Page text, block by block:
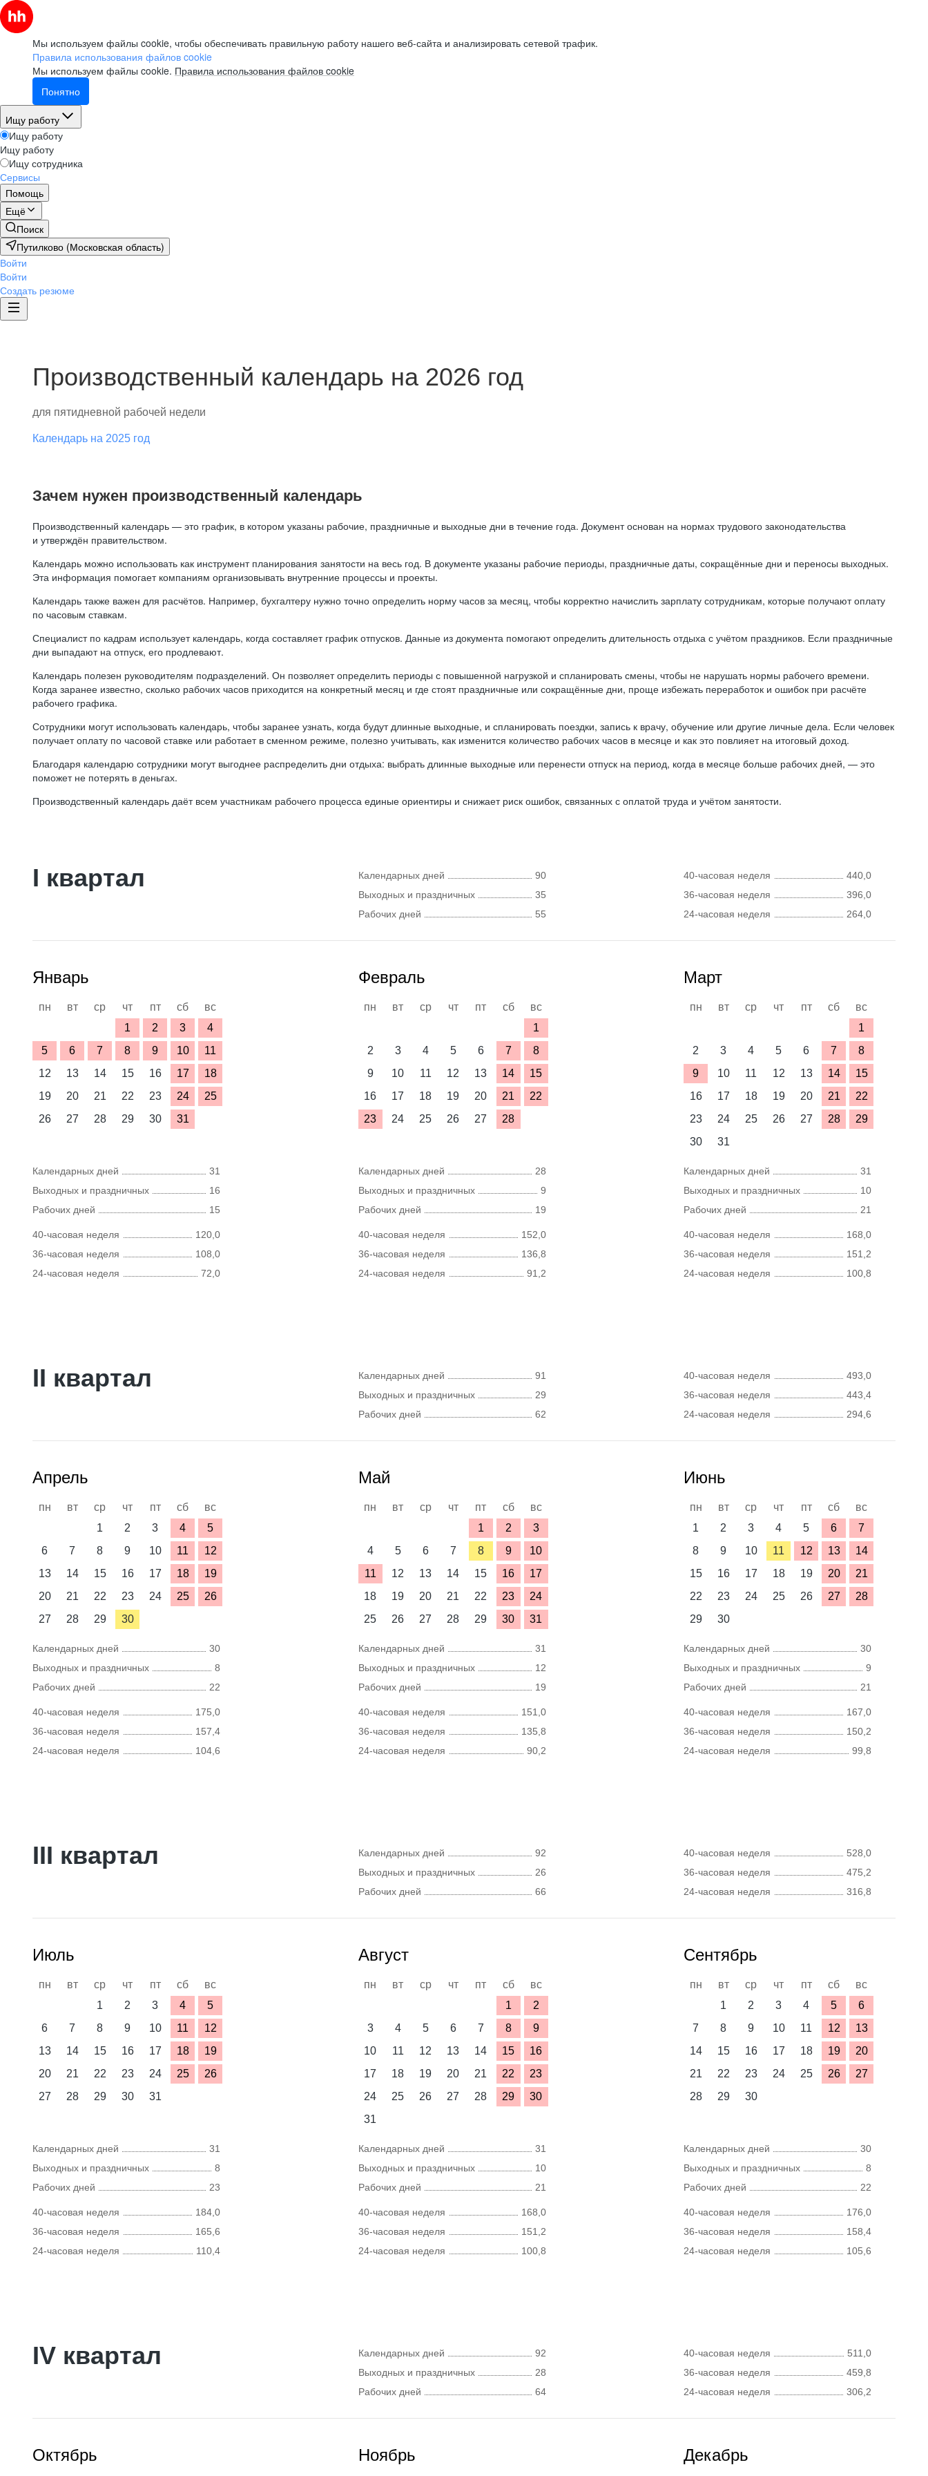
Мы используем файлы cookie, чтобы обеспечивать правильную работу нашего веб-сайта и анализировать сетевой трафик.
Правила использования файлов cookie
Мы используем файлы cookie. Правила использования файлов cookie
Понятно
Ищу работу
Ищу работу
Ищу работу
Ищу сотрудника
Сервисы
Помощь
Ещё
Поиск
Путилково (Московская область)
Войти
Войти
Создать резюме
Производственный календарь на 2026 год
для пятидневной рабочей недели
Календарь на 2025 год
Зачем нужен производственный календарь
Производственный календарь — это график, в котором указаны рабочие, праздничные и выходные дни в течение года. Документ основан на нормах трудового законодательства
и утверждён правительством.
Календарь можно использовать как инструмент планирования занятости на весь год. В документе указаны рабочие периоды, праздничные даты, сокращённые дни и переносы выходных.
Эта информация помогает компаниям организовывать внутренние процессы и проекты.
Календарь также важен для расчётов. Например, бухгалтеру нужно точно определить норму часов за месяц, чтобы корректно начислить зарплату сотрудникам, которые получают оплату
по часовым ставкам.
Специалист по кадрам использует календарь, когда составляет график отпусков. Данные из документа помогают определить длительность отдыха с учётом праздников. Если праздничные
дни выпадают на отпуск, его продлевают.
Календарь полезен руководителям подразделений. Он позволяет определить периоды с повышенной нагрузкой и спланировать смены, чтобы не нарушать нормы рабочего времени.
Когда заранее известно, сколько рабочих часов приходится на конкретный месяц и где стоят праздничные или сокращённые дни, проще избежать переработок и ошибок при расчёте
рабочего графика.
Сотрудники могут использовать календарь, чтобы заранее узнать, когда будут длинные выходные, и спланировать поездки, запись к врачу, обучение или другие личные дела. Если человек
получает оплату по часовой ставке или работает в сменном режиме, полезно учитывать, как изменится количество рабочих часов в месяце и как это повлияет на итоговый доход.
Благодаря календарю сотрудники могут выгоднее распределить дни отдыха: выбрать длинные выходные или перенести отпуск на период, когда в месяце больше рабочих дней, — это
поможет не потерять в деньгах.
Производственный календарь даёт всем участникам рабочего процесса единые ориентиры и снижает риск ошибок, связанных с оплатой труда и учётом занятости.
I квартал Календарных дней
90
Выходных и праздничных
35
Рабочих дней
55
40-часовая неделя
440,0
36-часовая неделя
396,0
24-часовая неделя
264,0
Январь
пн вт ср чт пт сб
вс
1
2 3
4
5
6 7 8 9 10
11
12
13 14 15 16 17
18
19
20 21 22 23 24
25
26
27 28 29 30 31
Календарных дней
31
Выходных и праздничных
16
Рабочих дней
15
40-часовая неделя
120,0
36-часовая неделя
108,0
24-часовая неделя
72,0
Февраль
пн вт ср чт пт сб
вс
1
2
3 4 5 6 7
8
9
10 11 12 13 14
15
16
17 18 19 20 21
22
23
24 25 26 27 28
Календарных дней
28
Выходных и праздничных
9
Рабочих дней
19
40-часовая неделя
152,0
36-часовая неделя
136,8
24-часовая неделя
91,2
Март
пн вт ср чт пт сб
вс
1
2
3 4 5 6 7
8
9
10 11 12 13 14
15
16
17 18 19 20 21
22
23
24 25 26 27 28
29
30
31
Календарных дней
31
Выходных и праздничных
10
Рабочих дней
21
40-часовая неделя
168,0
36-часовая неделя
151,2
24-часовая неделя
100,8
II квартал Календарных дней
91
Выходных и праздничных
29
Рабочих дней
62
40-часовая неделя
493,0
36-часовая неделя
443,4
24-часовая неделя
294,6
Апрель
пн вт ср чт пт сб
вс
1
2 3 4
5
6
7 8 9 10 11
12
13
14 15 16 17 18
19
20
21 22 23 24 25
26
27
28 29 30
Календарных дней
30
Выходных и праздничных
8
Рабочих дней
22
40-часовая неделя
175,0
36-часовая неделя
157,4
24-часовая неделя
104,6
Май
пн вт ср чт пт сб
вс
1
2
3
4
5 6 7 8 9
10
11
12 13 14 15 16
17
18
19 20 21 22 23
24
25
26 27 28 29 30 31
Календарных дней
31
Выходных и праздничных
12
Рабочих дней
19
40-часовая неделя
151,0
36-часовая неделя
135,8
24-часовая неделя
90,2
Июнь
пн вт ср чт пт сб
вс
1
2 3 4 5 6
7
8
9 10 11 12 13
14
15
16 17 18 19 20
21
22
23 24 25 26 27
28
29
30
Календарных дней
30
Выходных и праздничных
9
Рабочих дней
21
40-часовая неделя
167,0
36-часовая неделя
150,2
24-часовая неделя
99,8
III квартал Календарных дней
92
Выходных и праздничных
26
Рабочих дней
66
40-часовая неделя
528,0
36-часовая неделя
475,2
24-часовая неделя
316,8
Июль
пн вт ср чт пт сб
вс
1
2 3 4
5
6
7 8 9 10 11
12
13
14 15 16 17 18
19
20
21 22 23 24 25
26
27
28 29 30 31
Календарных дней
31
Выходных и праздничных
8
Рабочих дней
23
40-часовая неделя
184,0
36-часовая неделя
165,6
24-часовая неделя
110,4
Август
пн вт ср чт пт сб
вс
1
2
3
4 5 6 7 8
9
10
11 12 13 14 15
16
17
18 19 20 21 22
23
24
25 26 27 28 29
30
31
Календарных дней
31
Выходных и праздничных
10
Рабочих дней
21
40-часовая неделя
168,0
36-часовая неделя
151,2
24-часовая неделя
100,8
Сентябрь
пн вт ср чт пт сб
вс
1
2 3 4 5
6
7
8 9 10 11 12
13
14
15 16 17 18 19
20
21
22 23 24 25 26
27
28
29 30
Календарных дней
30
Выходных и праздничных
8
Рабочих дней
22
40-часовая неделя
176,0
36-часовая неделя
158,4
24-часовая неделя
105,6
IV квартал Календарных дней
92
Выходных и праздничных
28
Рабочих дней
64
40-часовая неделя
511,0
36-часовая неделя
459,8
24-часовая неделя
306,2
Октябрь Ноябрь Декабрь